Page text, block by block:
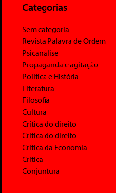
Categorias
Sem categoria
Revista Palavra de Ordem
Psicanálise
Propaganda e agitação
Política e História
Literatura
Filosofia
Cultura
Crítica do direito
Crítica do direito
Crítica da Economia
Crítica
Conjuntura